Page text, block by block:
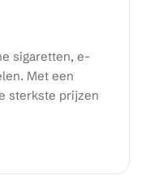
sigaretten, e-
Met een
sterkste prijzen